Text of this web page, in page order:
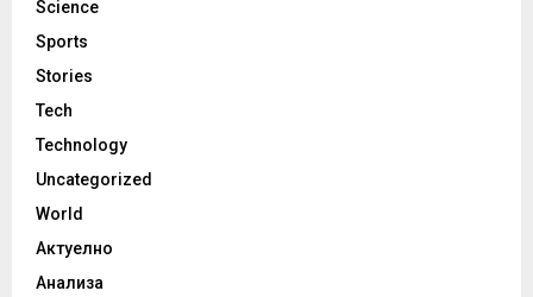
Science
Sports
Stories
Tech
Technology
Uncategorized
World
Актуелно
Анализа